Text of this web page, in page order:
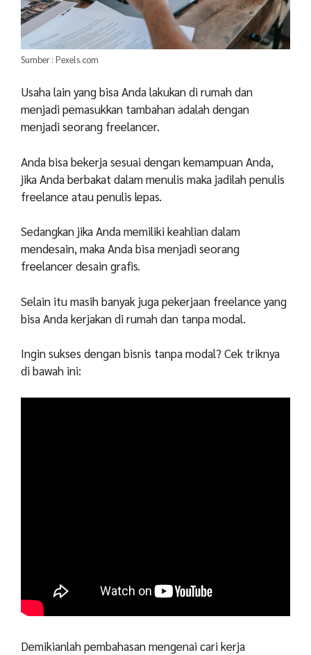
Sumber : Pexels.com
Usaha lain yang bisa Anda lakukan di rumah dan
menjadi pemasukkan tambahan adalah dengan
menjadi seorang freelancer.
Anda bisa bekerja sesuai dengan kemampuan Anda,
jika Anda berbakat dalam menulis maka jadilah penulis
freelance atau penulis lepas.
Sedangkan jika Anda memiliki keahlian dalam
mendesain, maka Anda bisa menjadi seorang
freelancer desain grafis.
Selain itu masih banyak juga pekerjaan freelance yang
bisa Anda kerjakan di rumah dan tanpa modal.
Ingin sukses dengan bisnis tanpa modal? Cek triknya
di bawah ini:
Demikianlah pembahasan mengenai cari kerja